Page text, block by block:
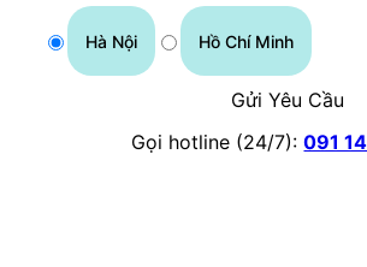
Hà Nội Hồ Chí Minh
Gửi Yêu Cầu
Gọi hotline (24/7): 091